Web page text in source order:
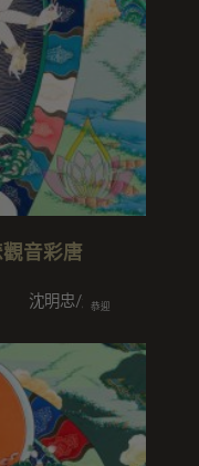
音彩唐
明忠/趙翊瑾/沈鳳欽/彭玉
恭迎